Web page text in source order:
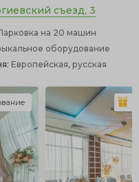
съезд, 3
на 20 машин
оборудование
Европейская, русская